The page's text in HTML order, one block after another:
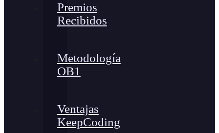
Premios
Recibidos
Metodología
OB1
Ventajas
KeepCoding